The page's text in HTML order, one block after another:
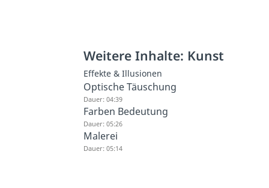
Weitere Inhalte: Kunst
Effekte & Illusionen
Optische Täuschung
Dauer: 04:39
Farben Bedeutung
Dauer: 05:26
Malerei
Dauer: 05:14